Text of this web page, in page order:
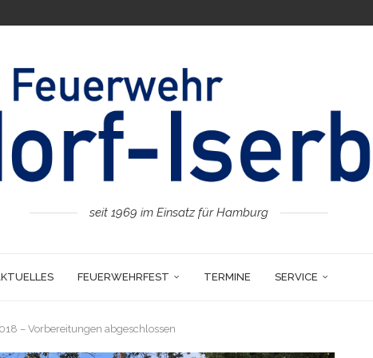
seit 1969 im Einsatz für Hamburg
FEUERWEHRFEST TERMINE SERVICE
– Vorbereitungen abgeschlossen